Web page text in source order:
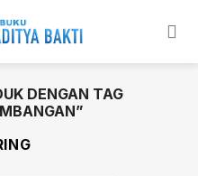
DENGAN TAG